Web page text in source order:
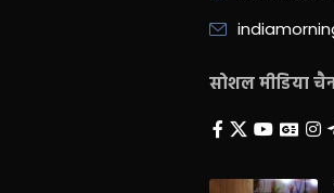
सोशल मीडिया